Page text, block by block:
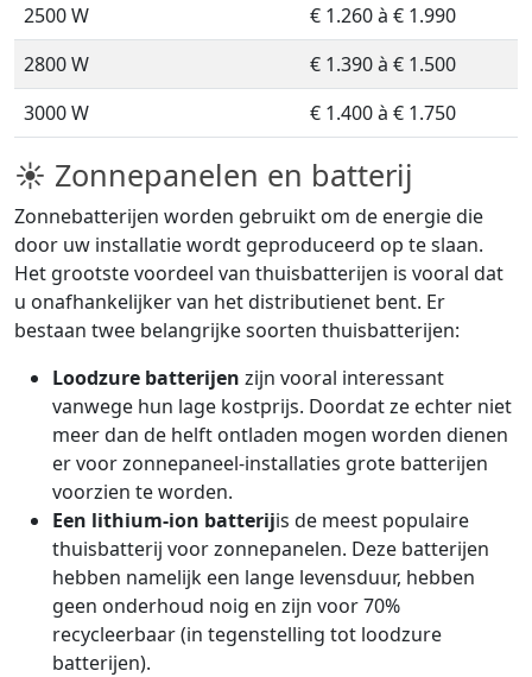
2500 W
€ 1.260 à € 1.990
2800 W
€ 1.390 à € 1.500
3000 W
€ 1.400 à € 1.750
☀ Zonnepanelen en batterij
Zonnebatterijen worden gebruikt om de energie die
door uw installatie wordt geproduceerd op te slaan.
Het grootste voordeel van thuisbatterijen is vooral dat
u onafhankelijker van het distributienet bent. Er
bestaan twee belangrijke soorten thuisbatterijen:
Loodzure batterijen zijn vooral interessant
vanwege hun lage kostprijs. Doordat ze echter niet
meer dan de helft ontladen mogen worden dienen
er voor zonnepaneel-installaties grote batterijen
voorzien te worden.
Een lithium-ion batterijis de meest populaire
thuisbatterij voor zonnepanelen. Deze batterijen
hebben namelijk een lange levensduur, hebben
geen onderhoud noig en zijn voor 70%
recycleerbaar (in tegenstelling tot loodzure
batterijen).